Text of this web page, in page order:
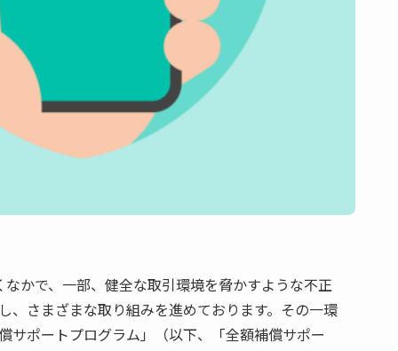
かで、一部、健全な取引環境を脅かすような不正
、さまざまな取り組みを進めております。その一環
サポートプログラム」（以下、「全額補償サポー